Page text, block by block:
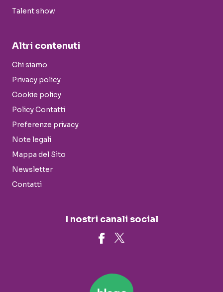
Talent show
Altri contenuti
Chi siamo
Privacy policy
Cookie policy
Policy Contatti
Preferenze privacy
Note legali
Mappa del Sito
Newsletter
Contatti
I nostri canali social